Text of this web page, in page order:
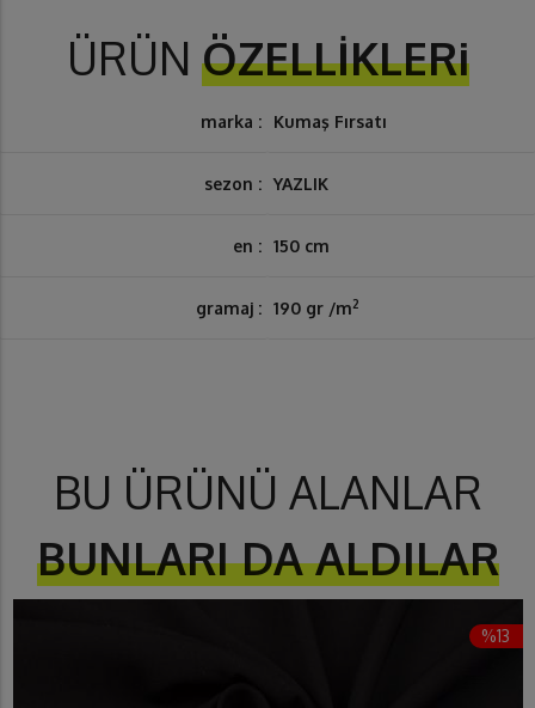
ÜRÜN ÖZELLİKLERi
marka : Kumaş Fırsatı
sezon : YAZLIK
en : 150 cm
gramaj : 190 gr /m2
BU ÜRÜNÜ ALANLAR
BUNLARI DA ALDILAR
%13